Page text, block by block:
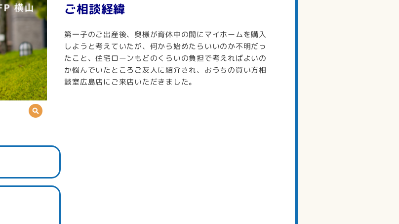
ご相談経緯
第一子のご出産後、奥様が育休中の間にマイホームを購入
しようと考えていたが、何から始めたらいいのか不明だっ
たこと、住宅ローンもどのくらいの負担で考えればよいの
か悩んでいたところご友人に紹介され、おうちの買い方相
談室広島店にご来店いただきました。